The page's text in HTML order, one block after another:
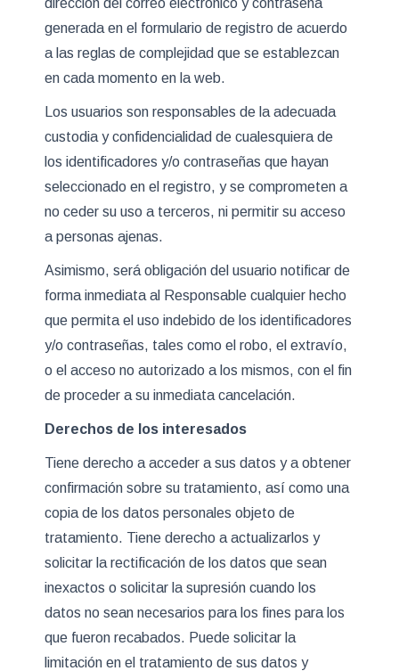
dirección del correo electrónico y contraseña
generada en el formulario de registro de acuerdo
a las reglas de complejidad que se establezcan
en cada momento en la web.
Los usuarios son responsables de la adecuada
custodia y confidencialidad de cualesquiera de
los identificadores y/o contraseñas que hayan
seleccionado en el registro, y se comprometen a
no ceder su uso a terceros, ni permitir su acceso
a personas ajenas.
Asimismo, será obligación del usuario notificar de
forma inmediata al Responsable cualquier hecho
que permita el uso indebido de los identificadores
y/o contraseñas, tales como el robo, el extravío,
o el acceso no autorizado a los mismos, con el fin
de proceder a su inmediata cancelación.
Derechos de los interesados
Tiene derecho a acceder a sus datos y a obtener
confirmación sobre su tratamiento, así como una
copia de los datos personales objeto de
tratamiento. Tiene derecho a actualizarlos y
solicitar la rectificación de los datos que sean
inexactos o solicitar la supresión cuando los
datos no sean necesarios para los fines para los
que fueron recabados. Puede solicitar la
limitación en el tratamiento de sus datos y